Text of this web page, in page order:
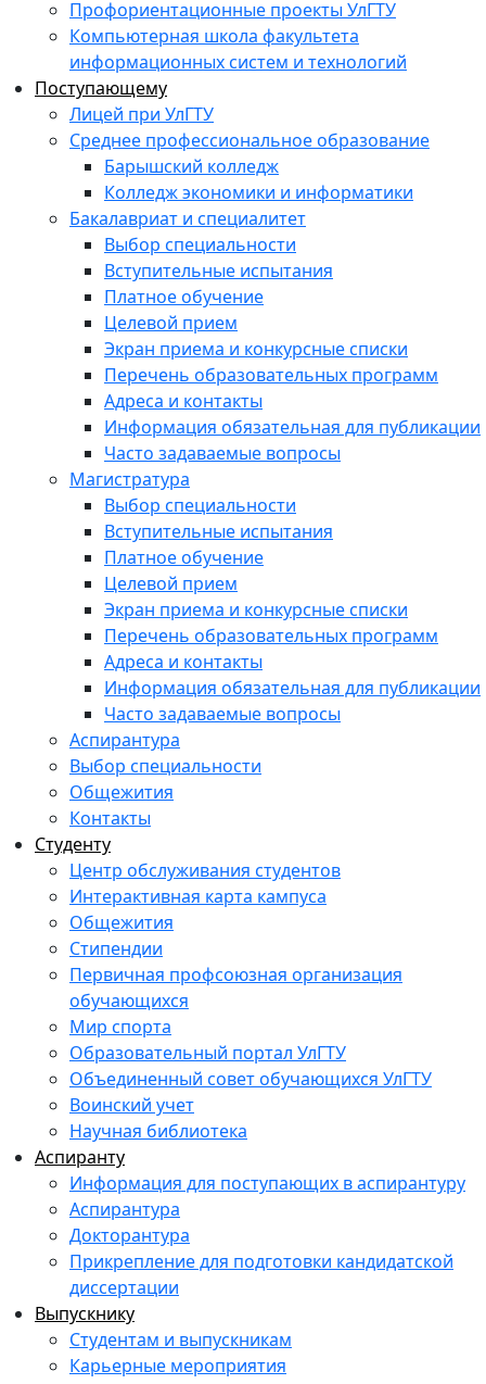
Профориентационные проекты УлГТУ
Компьютерная школа факультета
информационных систем и технологий
Поступающему
Лицей при УлГТУ
Среднее профессиональное образование
Барышский колледж
Колледж экономики и информатики
Бакалавриат и специалитет
Выбор специальности
Вступительные испытания
Платное обучение
Целевой прием
Экран приема и конкурсные списки
Перечень образовательных программ
Адреса и контакты
Информация обязательная для публикации
Часто задаваемые вопросы
Магистратура
Выбор специальности
Вступительные испытания
Платное обучение
Целевой прием
Экран приема и конкурсные списки
Перечень образовательных программ
Адреса и контакты
Информация обязательная для публикации
Часто задаваемые вопросы
Аспирантура
Выбор специальности
Общежития
Контакты
Студенту
Центр обслуживания студентов
Интерактивная карта кампуса
Общежития
Стипендии
Первичная профсоюзная организация
обучающихся
Мир спорта
Образовательный портал УлГТУ
Объединенный совет обучающихся УлГТУ
Воинский учет
Научная библиотека
Аспиранту
Информация для поступающих в аспирантуру
Аспирантура
Докторантура
Прикрепление для подготовки кандидатской
диссертации
Выпускнику
Студентам и выпускникам
Карьерные мероприятия